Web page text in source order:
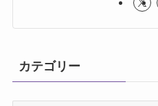
カテゴリー